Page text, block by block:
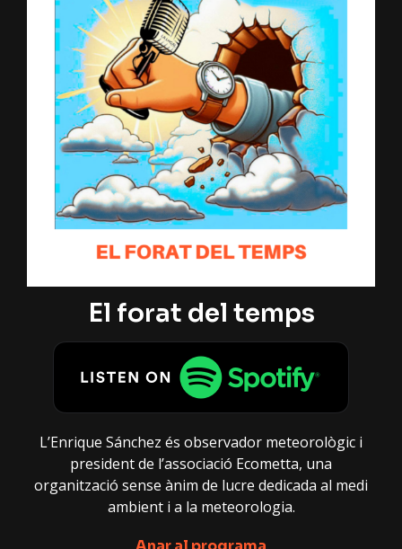
El forat del temps
L’Enrique Sánchez és observador meteorològic i
president de l’associació Ecometta, una
organització sense ànim de lucre dedicada al medi
ambient i a la meteorologia.